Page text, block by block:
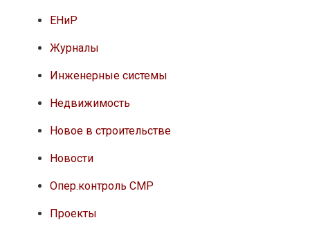
ЕНиР
Журналы
Инженерные системы
Недвижимость
Новое в строительстве
Новости
Опер.контроль СМР
Проекты